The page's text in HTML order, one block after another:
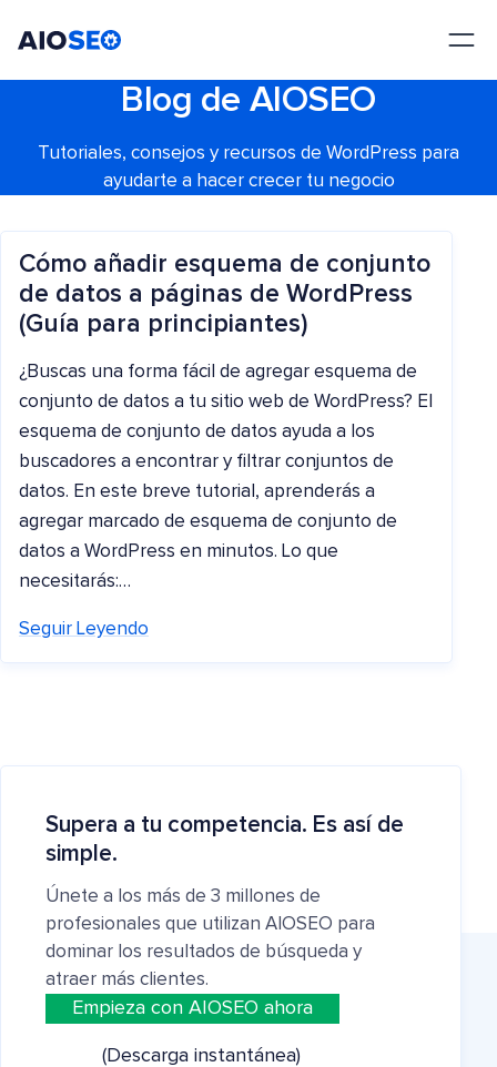
Blog de AIOSEO
Tutoriales, consejos y recursos de WordPress para
ayudarte a hacer crecer tu negocio
Cómo añadir esquema de conjunto
de datos a páginas de WordPress
(Guía para principiantes)
¿Buscas una forma fácil de agregar esquema de
conjunto de datos a tu sitio web de WordPress? El
esquema de conjunto de datos ayuda a los
buscadores a encontrar y filtrar conjuntos de
datos. En este breve tutorial, aprenderás a
agregar marcado de esquema de conjunto de
datos a WordPress en minutos. Lo que
necesitarás:…
Seguir Leyendo
Supera a tu competencia. Es así de
simple.
Únete a los más de 3 millones de
profesionales que utilizan AIOSEO para
dominar los resultados de búsqueda y
atraer más clientes.
Empieza con AIOSEO ahora
(Descarga instantánea)